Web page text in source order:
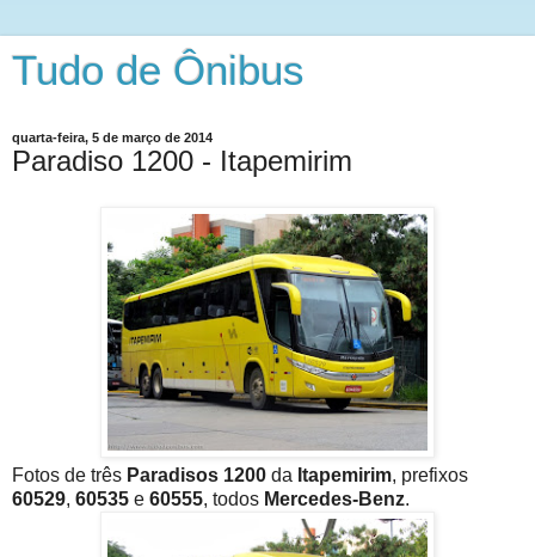
Tudo de Ônibus
quarta-feira, 5 de março de 2014
Paradiso 1200 - Itapemirim
Fotos de três Paradisos 1200 da Itapemirim, prefixos
60529, 60535 e 60555, todos Mercedes-Benz.